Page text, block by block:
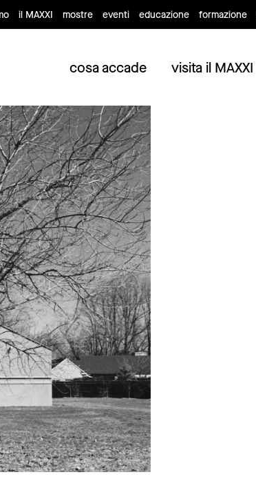
il MAXXI mostre eventi educazione formazione
cosa accade visita il MAXXI